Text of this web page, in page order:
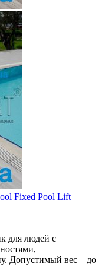
Fixed Pool Lift
для людей с
Допустимый вес – до